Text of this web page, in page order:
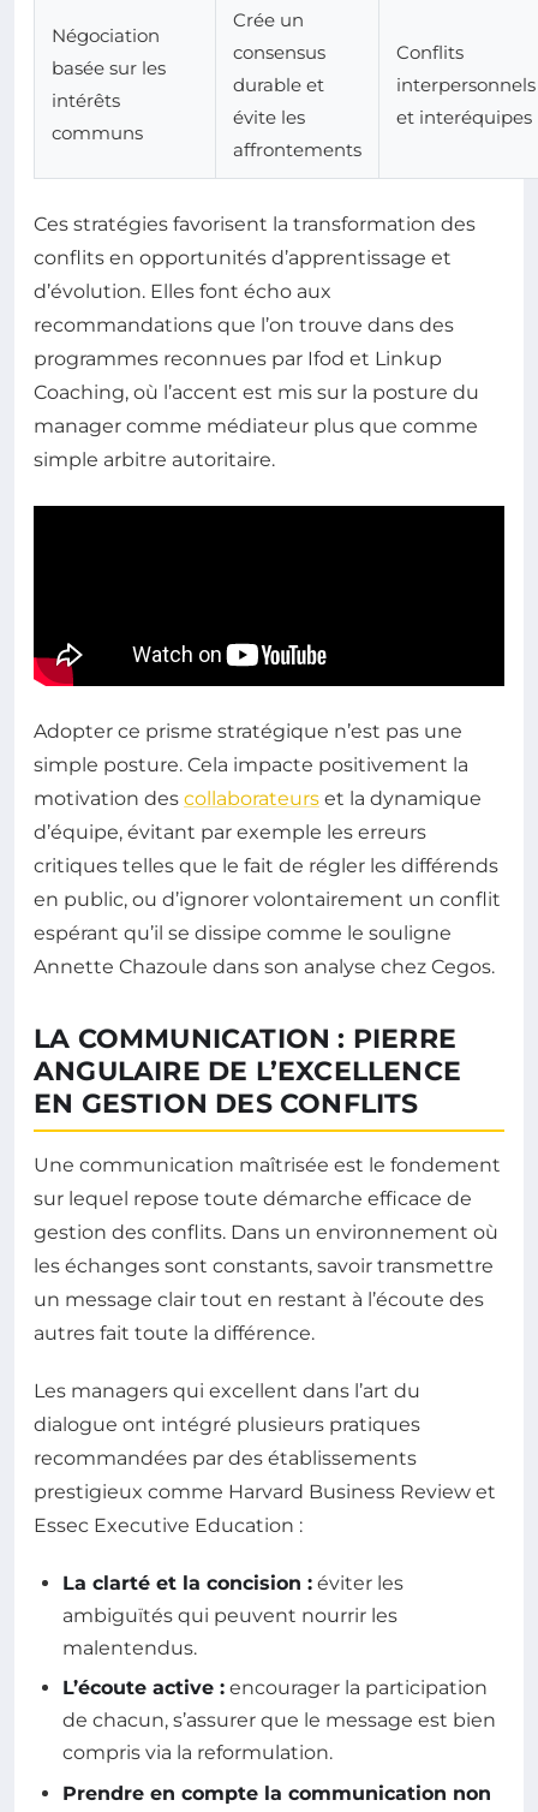
Négociation
basée sur les
intérêts
communs
Crée un
consensus
durable et
évite les
affrontements
Conflits
interpersonnels
et interéquipes
Ces stratégies favorisent la transformation des
conflits en opportunités d’apprentissage et
d’évolution. Elles font écho aux
recommandations que l’on trouve dans des
programmes reconnues par Ifod et Linkup
Coaching, où l’accent est mis sur la posture du
manager comme médiateur plus que comme
simple arbitre autoritaire.
Adopter ce prisme stratégique n’est pas une
simple posture. Cela impacte positivement la
motivation des collaborateurs et la dynamique
d’équipe, évitant par exemple les erreurs
critiques telles que le fait de régler les différends
en public, ou d’ignorer volontairement un conflit
espérant qu’il se dissipe comme le souligne
Annette Chazoule dans son analyse chez Cegos.
LA COMMUNICATION : PIERRE
ANGULAIRE DE L’EXCELLENCE
EN GESTION DES CONFLITS
Une communication maîtrisée est le fondement
sur lequel repose toute démarche efficace de
gestion des conflits. Dans un environnement où
les échanges sont constants, savoir transmettre
un message clair tout en restant à l’écoute des
autres fait toute la différence.
Les managers qui excellent dans l’art du
dialogue ont intégré plusieurs pratiques
recommandées par des établissements
prestigieux comme Harvard Business Review et
Essec Executive Education :
La clarté et la concision : éviter les
ambiguïtés qui peuvent nourrir les
malentendus.
L’écoute active : encourager la participation
de chacun, s’assurer que le message est bien
compris via la reformulation.
Prendre en compte la communication non